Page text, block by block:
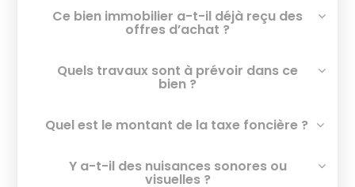
Ce bien immobilier a-t-il déjà reçu des
offres d’achat ?
Quels travaux sont à prévoir dans ce
bien ?
Quel est le montant de la taxe foncière ?
Y a-t-il des nuisances sonores ou
visuelles ?